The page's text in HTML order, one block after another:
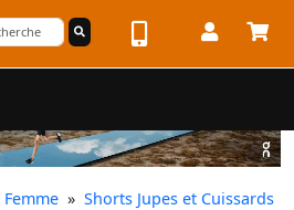
Femme » Shorts Jupes et Cuissards